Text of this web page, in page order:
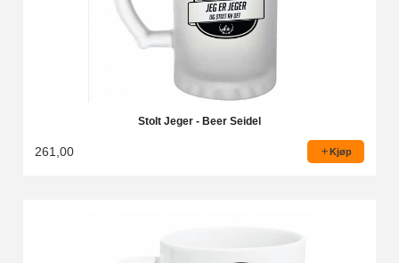
Stolt Jeger - Beer Seidel
261,00 Kjøp